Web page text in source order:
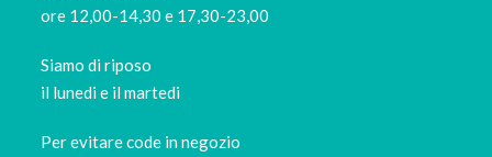
ore 12,00-14,30 e 17,30-23,00
Siamo di riposo
il lunedi e il martedi
Per evitare code in negozio